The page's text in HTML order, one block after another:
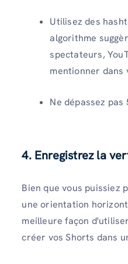
Utilisez des
algorithme
spectateurs,
mentionner
Ne dépassez
4. Enregistrez la
Bien que vous puissiez
une orientation
meilleure façon
créer vos Shorts dans